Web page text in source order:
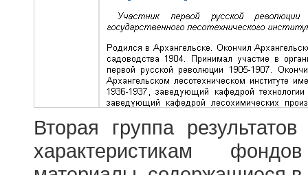
Вторая группа
характеристикам